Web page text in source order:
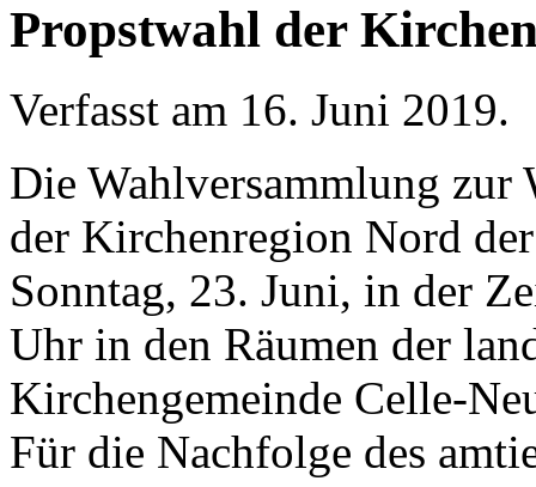
Propstwahl der
Verfasst am 16. Juni 2019.
Die Wahlversammlung zur
der Kirchenregion Nord
Sonntag, 23. Juni, in der
Uhr in den Räumen der
Kirchengemeinde Celle-
Für die Nachfolge des